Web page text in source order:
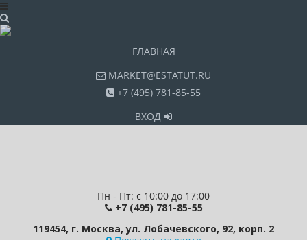
ГЛАВНАЯ
MARKET@ESTATUT.RU
+7 (495) 781-85-55
ВХОД
Пн - Пт: с 10:00 до 17:00
+7 (495) 781-85-55
119454, г. Москва, ул. Лобачевского, 92, корп. 2